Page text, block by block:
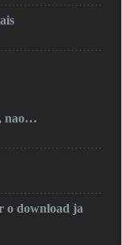
nao…
o download ja